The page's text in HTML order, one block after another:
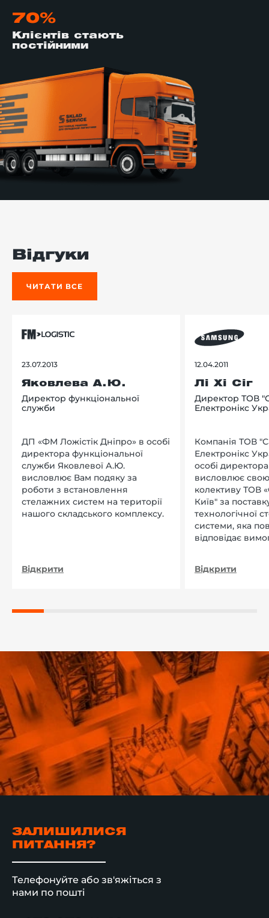
70%
Клієнтів стають
постійними
Відгуки
ЧИТАТИ ВСЕ
23.07.2013
Яковлева А.Ю.
Директор функціональної
служби
ДП «ФМ Ложістік Дніпро» в особі
директора функціональної
служби Яковлевої А.Ю.
висловлює Вам подяку за
роботи з встановлення
стелажних систем на території
нашого складського комплексу.
Відкрити
12.04.2011
Лі Хі Сіг
Директор ТОВ
Електронікс
Компанія ТОВ
Електронікс
особі
висловлює
колективу ТОВ
Київ" за
технологічної
системи, яка
відповідає
Відкрити
ЗАЛИШИЛИСЯ
ПИТАННЯ?
Телефонуйте або зв'яжіться з
нами по пошті